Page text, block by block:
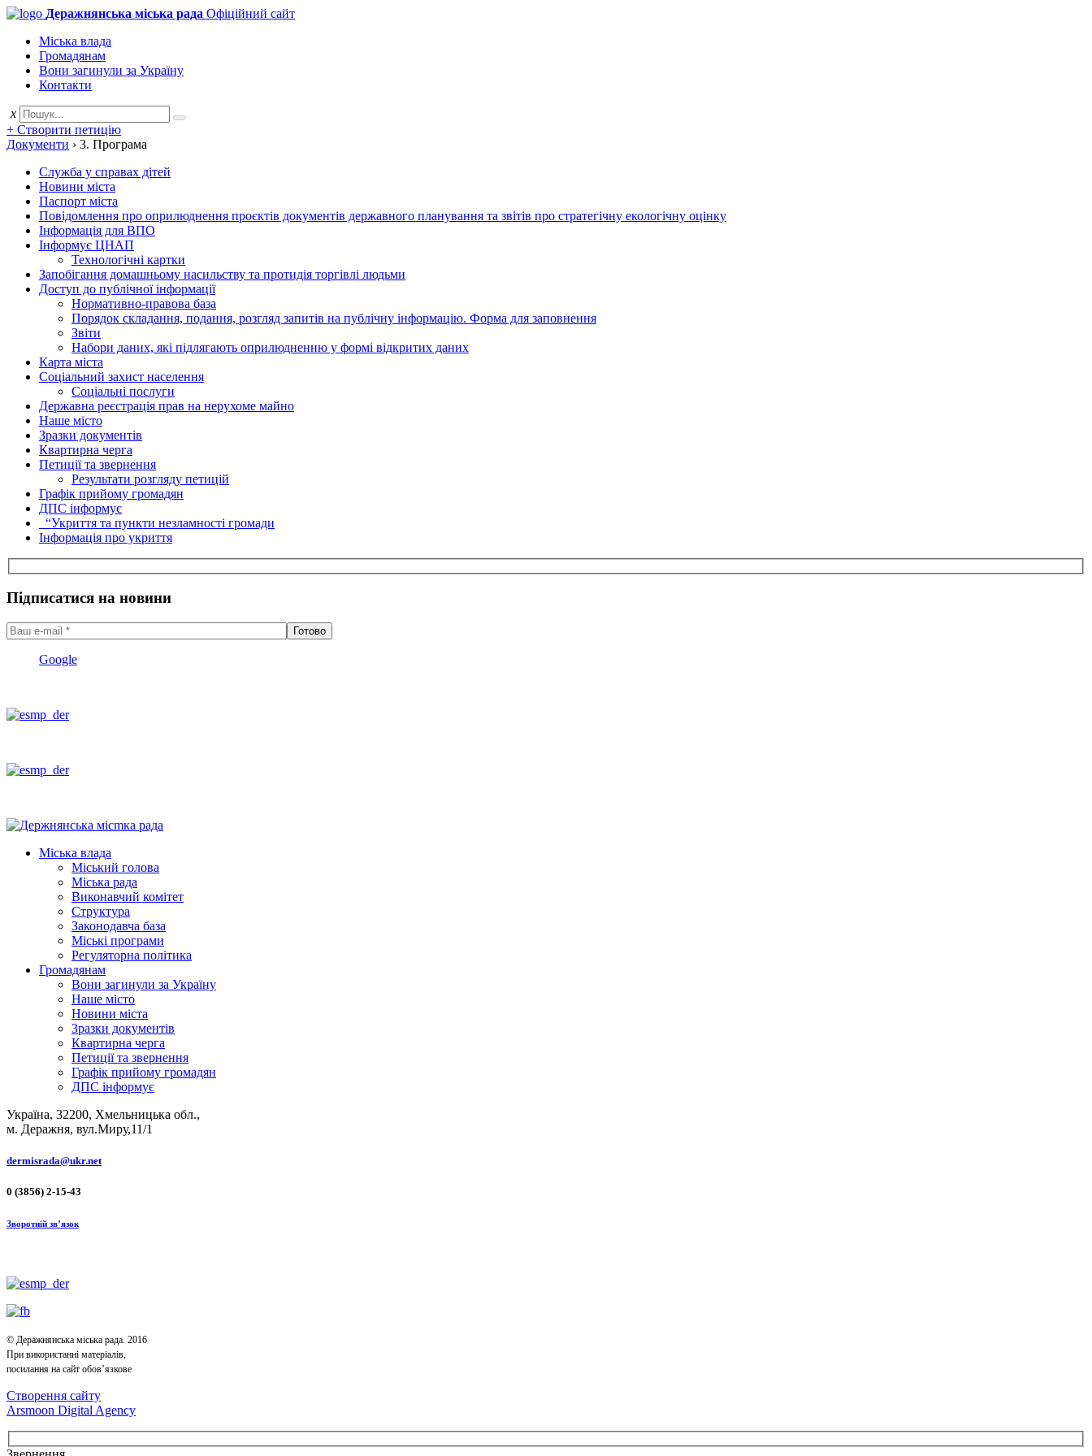
Деражнянська міська рада Офіційний сайт
Міська влада
Громадянам
Вони загинули за Україну
Контакти
x
+ Створити петицію
Документи › 3. Програма
Служба у справах дітей
Новини міста
Паспорт міста
Повідомлення про оприлюднення проєктів документів державного планування та звітів про стратегічну екологічну оцінку
Інформація для ВПО
Інформує ЦНАП
Технологічні картки
Запобігання домашньому насильству та протидія торгівлі людьми
Доступ до публічної інформації
Нормативно-правова база
Порядок складання, подання, розгляд запитів на публічну інформацію. Форма для заповнення
Звіти
Набори даних, які підлягають оприлюдненню у формі відкритих даних
Карта міста
Соціальний захист населення
Соціальні послуги
Державна реєстрація прав на нерухоме майно
Наше місто
Зразки документів
Квартирна черга
Петиції та звернення
Результати розгляду петицій
Графік прийому громадян
ДПС інформує
“Укриття та пункти незламності громади
Інформація про укриття
Підписатися на новини
Google
Міська влада
Міський голова
Міська рада
Виконавчий комітет
Структура
Законодавча база
Міські програми
Регуляторна політика
Громадянам
Вони загинули за Україну
Наше місто
Новини міста
Зразки документів
Квартирна черга
Петиції та звернення
Графік прийому громадян
ДПС інформує
Україна, 32200, Хмельницька обл.,
м. Деражня, вул.Миру,11/1
dermisrada@ukr.net
0 (3856) 2-15-43
Зворотній зв’язок
© Деражнянська міська рада. 2016
При використанні матеріалів,
посилання на сайт обов’язкове
Створення сайту
Arsmoon Digital Agency